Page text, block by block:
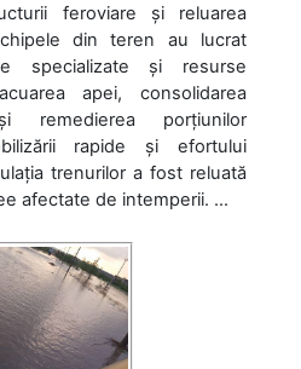
feroviare și reluarea
din teren au lucrat
specializate și resurse
apei, consolidarea
remedierea porțiunilor
rapide și efortului
trenurilor a fost reluată
afectate de intemperii. ...